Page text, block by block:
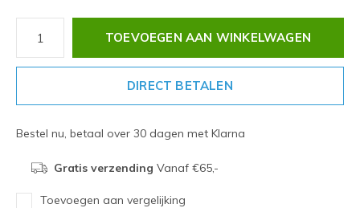
TOEVOEGEN AAN WINKELWAGEN
DIRECT BETALEN
Bestel nu, betaal over 30 dagen met Klarna
Gratis verzending Vanaf €65,-
Toevoegen aan vergelijking